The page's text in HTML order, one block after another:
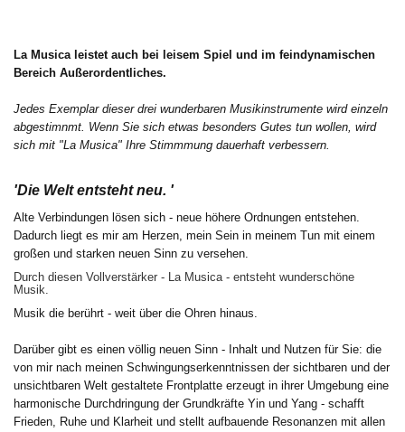
La Musica leistet auch bei leisem Spiel und im feindynamischen
Bereich Außerordentliches.
Jedes Exemplar dieser drei wunderbaren Musikinstrumente wird einzeln
abgestimnmt. Wenn Sie sich etwas besonders Gutes tun wollen, wird
sich mit "La Musica" Ihre Stimmmung dauerhaft verbessern.
'Die Welt entsteht neu. '
Alte Verbindungen lösen sich - neue höhere Ordnungen entstehen.
Dadurch liegt es mir am Herzen, mein Sein in meinem Tun mit einem
großen und starken neuen Sinn zu versehen.
Durch diesen Vollverstärker - La Musica - entsteht wunderschöne
Musik.
Musik die berührt - weit über die Ohren hinaus.
Darüber gibt es einen völlig neuen Sinn - Inhalt und Nutzen für Sie: die
von mir nach meinen Schwingungserkenntnissen der sichtbaren und der
unsichtbaren Welt gestaltete Frontplatte erzeugt in ihrer Umgebung eine
harmonische Durchdringung der Grundkräfte Yin und Yang - schafft
Frieden, Ruhe und Klarheit und stellt aufbauende Resonanzen mit allen